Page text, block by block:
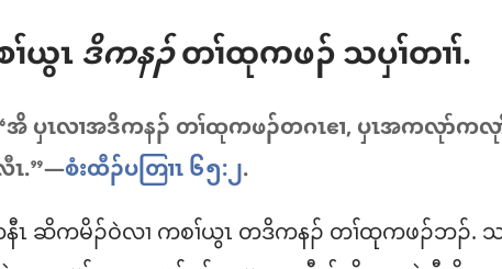
ယွၤဒိကနၣ်​တၢ်ထုကဖၣ်​ သပှၢ်တၢၢ်.
အိ ပှၤလၢအဒိကနၣ်​ တၢ်ထုကဖၣ်တဂၤဧၢ, ပှၤအကလုာ်က
ၤ.”—စံးထီၣ်ပတြၢၤ ၆၅:၂.
ၤ ဆိကမိၣ်ဝဲလၢ ကစၢ်ယွၤ တဒိကနၣ်​ တၢ်ထုကဖၣ်ဘၣ်.